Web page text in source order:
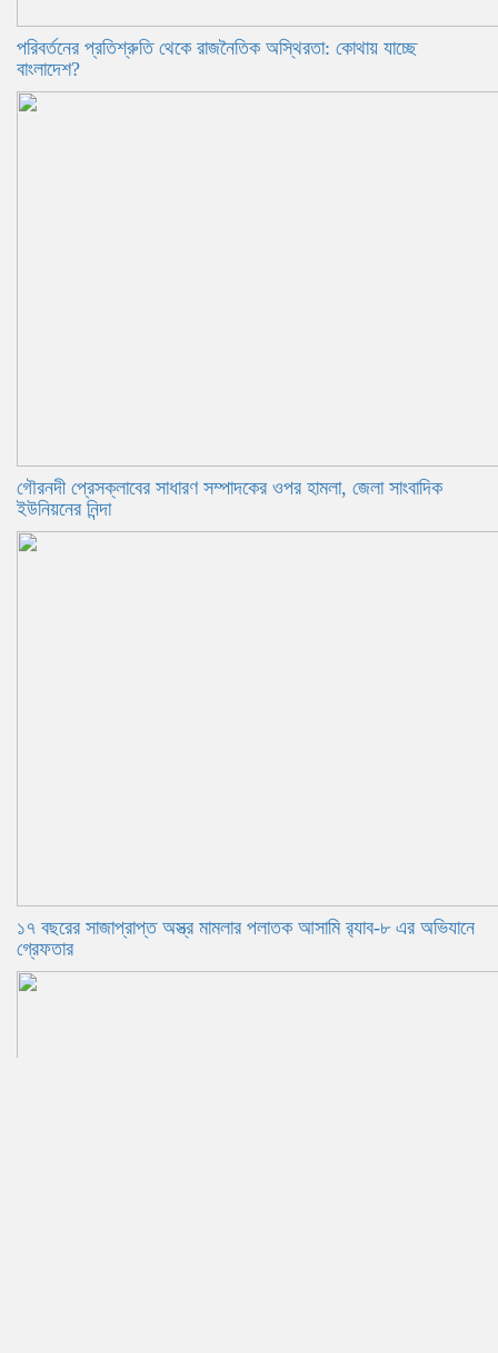
পরিবর্তনের প্রতিশ্রুতি থেকে রাজনৈতিক অস্থিরতা: কোথায় যাচ্ছে
বাংলাদেশ?
গৌরনদী প্রেসক্লাবের সাধারণ সম্পাদকের ওপর হামলা, জেলা সাংবাদিক
ইউনিয়নের নিন্দা
১৭ বছরের সাজাপ্রাপ্ত অস্ত্র মামলার পলাতক আসামি র‍্যাব-৮ এর অভিযানে
গ্রেফতার